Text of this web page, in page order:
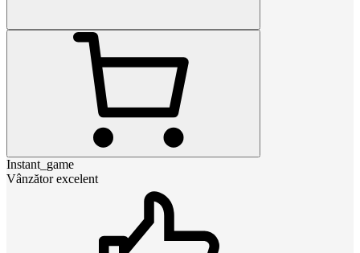
Instant_game
Vânzător excelent